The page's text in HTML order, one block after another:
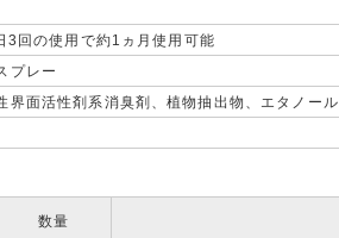
3回の使用で約1ヵ月使用可能
プレー
界面活性剤系消臭剤、植物抽出物、エタノール
数量